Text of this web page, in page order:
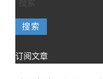
搜索
订阅文章